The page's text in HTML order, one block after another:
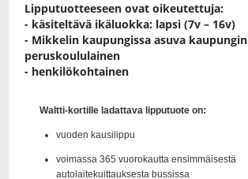
Lipputuotteeseen ovat oikeutettuja:
- käsiteltävä ikäluokka: lapsi (7v – 16v)
- Mikkelin kaupungissa asuva kaupungin
peruskoululainen
- henkilökohtainen